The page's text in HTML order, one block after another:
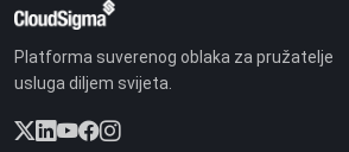
Platforma suverenog oblaka za pružatelje
usluga diljem svijeta.